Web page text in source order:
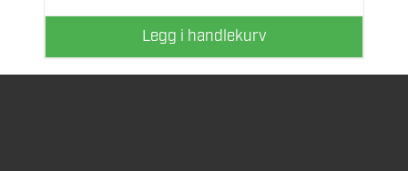
Legg i handlekurv